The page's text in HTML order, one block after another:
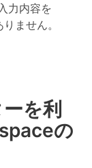
力内容を
ません。
を利
の